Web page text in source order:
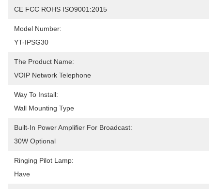
CE FCC ROHS ISO9001:2015
Model Number:
YT-IPSG30
The Product Name:
VOIP Network Telephone
Way To Install:
Wall Mounting Type
Built-In Power Amplifier For Broadcast:
30W Optional
Ringing Pilot Lamp:
Have